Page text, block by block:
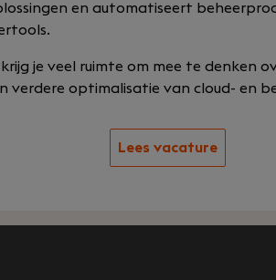
en automatiseert
je veel ruimte om mee te denken
verdere optimalisatie van cloud- en
Lees vacature